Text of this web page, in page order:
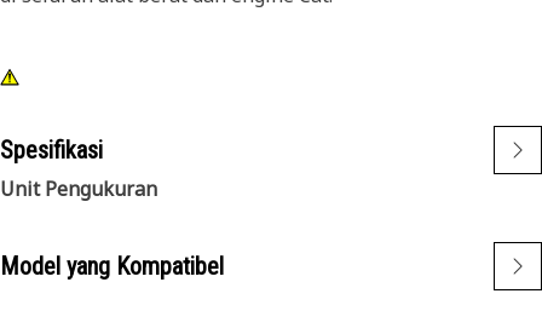
Spesifikasi
Unit Pengukuran
Model yang Kompatibel